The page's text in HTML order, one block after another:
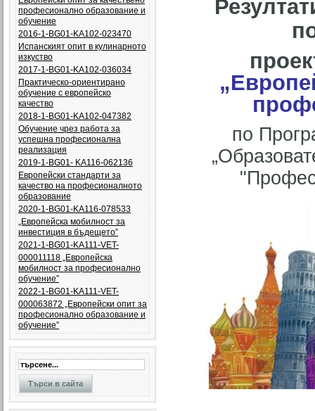
професионално образование и
обучение
2016-1-BG01-KA102-023470
Испанският опит в кулинарното
изкуство
2017-1-BG01-KA102-036034
Практическо-ориентирано
обучение с европейско
качество
2018-1-BG01-KA102-047382
Обучение чрез работа за
успешна професионална
реализация
2019-1-BG01- KA116-062136
Европейски стандарти за
качество на професионалното
образование
2020-1-BG01-KA116-078533
„Европейска мобилност за
инвестиция в бъдещето”
2021-1-BG01-KA111-VET-
000011118 „Европейска
мобилност за професионално
обучение”
2022-1-BG01-KA111-VET-
000063872 „Eвропейски опит за
професионално образование и
обучение”
по